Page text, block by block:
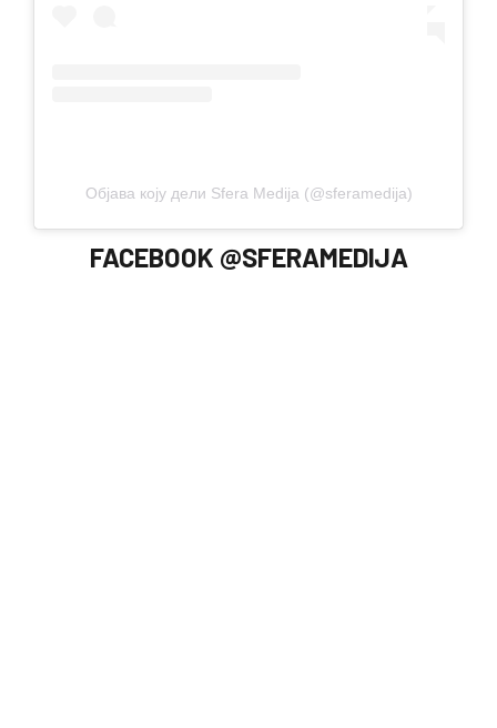
Објава коју дели Sfera Medija (@sferamedija)
FACEBOOK @SFERAMEDIJA